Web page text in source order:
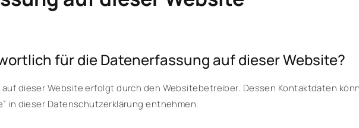
für die Datenerfassung auf dieser Website?
dieser Website erfolgt durch den Websitebetreiber. Dessen Kontaktdaten
in dieser Datenschutzerklärung entnehmen.